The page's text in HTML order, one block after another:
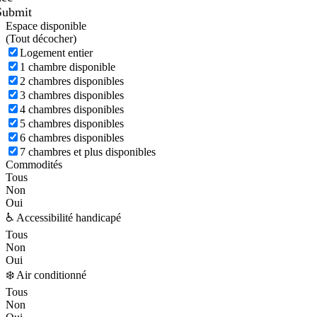
Espace disponible
(Tout décocher)
Logement entier
1 chambre disponible
2 chambres disponibles
3 chambres disponibles
4 chambres disponibles
5 chambres disponibles
6 chambres disponibles
7 chambres et plus disponibles
Commodités
Tous
Non
Oui
♿ Accessibilité handicapé
Tous
Non
Oui
❄️ Air conditionné
Tous
Non